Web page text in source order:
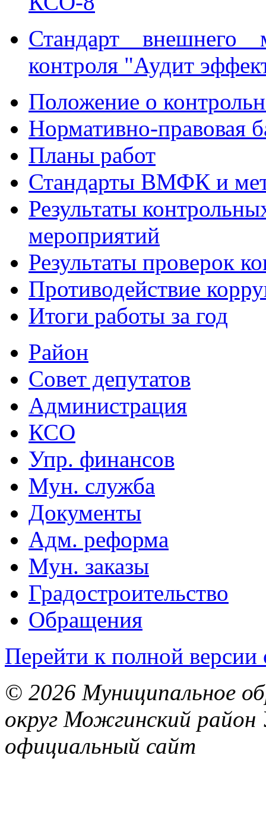
Стандарт внешнего
контроля "Аудит
Положение о
Нормативно-правовая
Планы работ
Стандарты ВМФК и
Результаты
мероприятий
Результаты проверок
Противодействие
Итоги работы за год
Район
Совет депутатов
Администрация
КСО
Упр. финансов
Мун. служба
Документы
Адм. реформа
Мун. заказы
Градостроительство
Обращения
Перейти к полной версии
© 2026 Муниципальное
округ Можгинский район
официальный сайт